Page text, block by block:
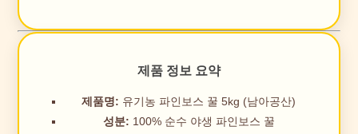
제품 정보 요약
제품명: 유기농 파인보스 꿀 5kg (남아공산)
성분: 100% 순수 야생 파인보스 꿀